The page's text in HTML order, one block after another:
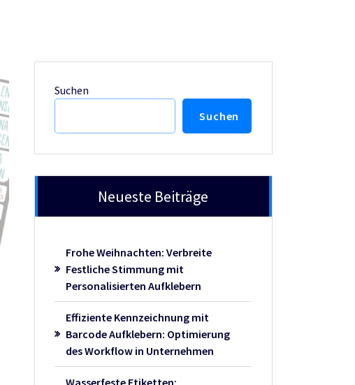
Suchen
Suchen
Neueste Beiträge
Frohe Weihnachten: Verbreite
Festliche Stimmung mit
Personalisierten Aufklebern
Effiziente Kennzeichnung mit
Barcode Aufklebern: Optimierung
des Workflow in Unternehmen
Wasserfeste Etiketten: